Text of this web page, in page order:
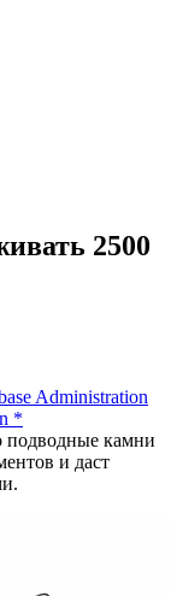
2500
Administration
*
подводные камни
и даст